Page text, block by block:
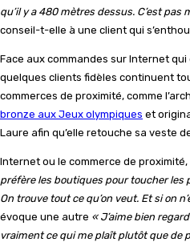
qu’il y a 480 mètres dessus. C’est
conseil-t-elle à une client qui
Face aux commandes sur Internet
quelques clients fidèles continuent
commerces de proximité, comme
bronze aux Jeux olympiques et
Laure afin qu’elle retouche sa veste
Internet ou le commerce de
préfère les boutiques pour toucher les
On trouve tout ce qu’on veut. Et si on
évoque une autre « J’aime bien
vraiment ce qui me plaît plutôt que de